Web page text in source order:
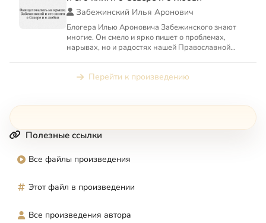
Забежинский Илья Аронович
Блогера Илью Ароновича Забежинского знают
многие. Он смело и ярко пишет о проблемах,
нарывах, но и радостях нашей Православной
Перейти к произведению
Полезные ссылки
Все файлы произведения
Этот файл в произведении
Все произведения автора